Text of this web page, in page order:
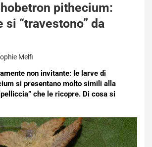
pithecium:
si “travestono” da
Melfi
non invitante: le larve di
si presentano molto simili alla
che le ricopre. Di cosa si